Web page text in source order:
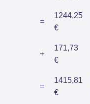
=
1244,25
€
+
171,73
€
=
1415,81
€